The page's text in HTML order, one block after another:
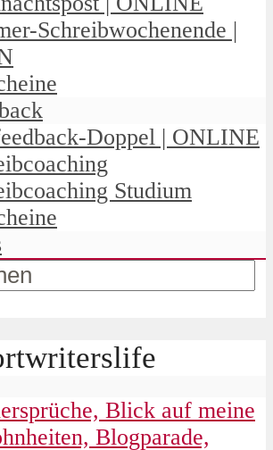
Schreibwochenende |
Doppel | ONLINE
Studium